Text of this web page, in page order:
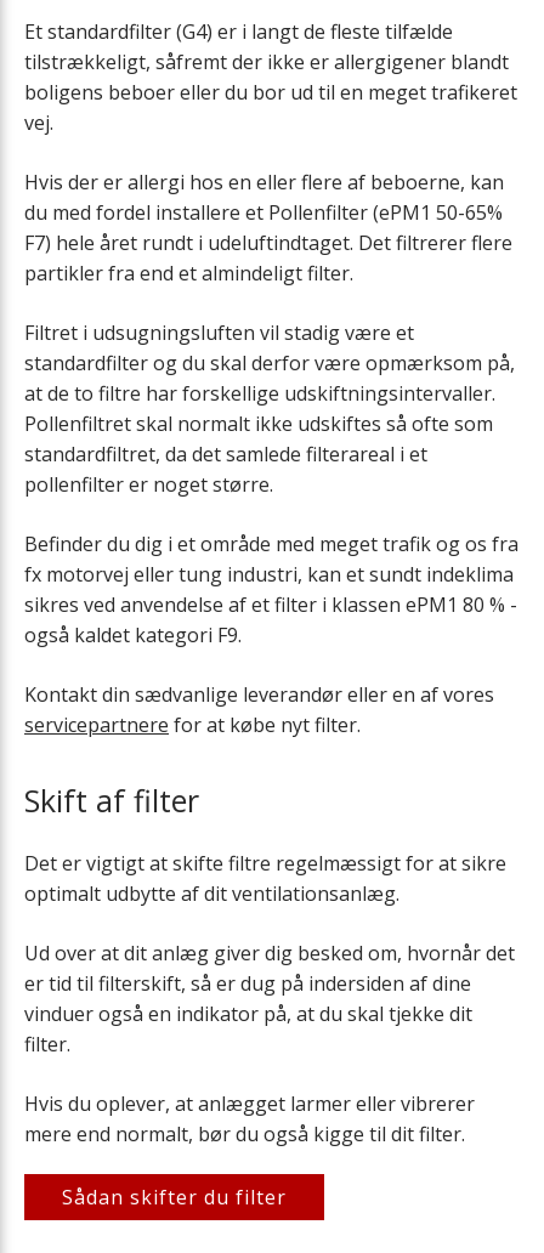
Heatpipe
Servicekasse
Et standardfilter (G4) er i langt de fleste tilfælde
tilstrækkeligt, såfremt der ikke er allergigener blandt
boligens beboer eller du bor ud til en meget trafikeret
vej.
Hvis der er allergi hos en eller flere af beboerne, kan
du med fordel installere et Pollenfilter (ePM1 50-65%
F7) hele året rundt i udeluftindtaget. Det filtrerer flere
partikler fra end et almindeligt filter.
Filtret i udsugningsluften vil stadig være et
standardfilter og du skal derfor være opmærksom på,
at de to filtre har forskellige udskiftningsintervaller.
Pollenfiltret skal normalt ikke udskiftes så ofte som
standardfiltret, da det samlede filterareal i et
pollenfilter er noget større.
Befinder du dig i et område med meget trafik og os fra
fx motorvej eller tung industri, kan et sundt indeklima
sikres ved anvendelse af et filter i klassen ePM1 80 % -
også kaldet kategori F9.
Kontakt din sædvanlige leverandør eller en af vores
servicepartnere for at købe nyt filter.
Skift af filter
Det er vigtigt at skifte filtre regelmæssigt for at sikre
optimalt udbytte af dit ventilationsanlæg.
Ud over at dit anlæg giver dig besked om, hvornår det
er tid til filterskift, så er dug på indersiden af dine
vinduer også en indikator på, at du skal tjekke dit
filter.
Hvis du oplever, at anlægget larmer eller vibrerer
mere end normalt, bør du også kigge til dit filter.
Sådan skifter du filter